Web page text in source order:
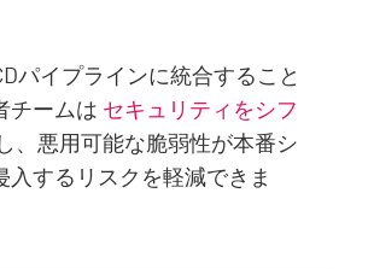
パイプラインに統合すること
チームは セキュリティをシフ
し、悪用可能な脆弱性が本番シ
入するリスクを軽減できま